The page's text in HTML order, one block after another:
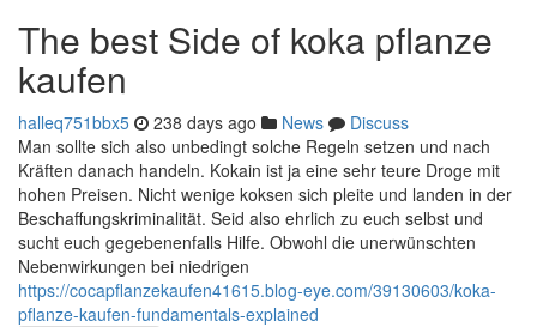
The best Side of koka pflanze
kaufen
halleq751bbx5 238 days ago News
Discuss
Man sollte sich also unbedingt solche Regeln setzen und nach
Kräften danach handeln. Kokain ist ja eine sehr teure Droge mit
hohen Preisen. Nicht wenige koksen sich pleite und landen in der
Beschaffungskriminalität. Seid also ehrlich zu euch selbst und
sucht euch gegebenenfalls Hilfe. Obwohl die unerwünschten
Nebenwirkungen bei niedrigen
https://cocapflanzekaufen41615.blog-eye.com/39130603/koka-
pflanze-kaufen-fundamentals-explained